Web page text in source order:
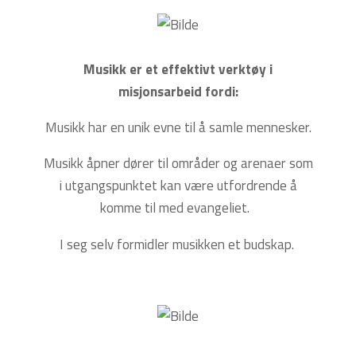
Musikk er et effektivt verktøy i
misjonsarbeid fordi:
Musikk har en unik evne til å samle mennesker.
Musikk åpner dører til områder og arenaer som
i utgangspunktet kan være utfordrende å
komme til med evangeliet.
I seg selv formidler musikken et budskap.